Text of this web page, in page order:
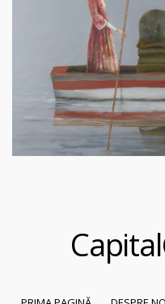
Capital